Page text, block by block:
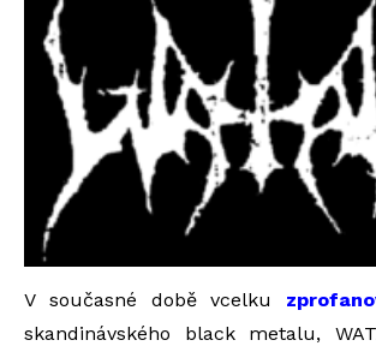
V současné době vcelku
skandinávského black metalu,